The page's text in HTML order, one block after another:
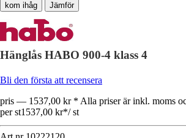
Jämför
Hänglås HABO 900-4 klass 4
Bli den första att recensera
pris — 1537,00 kr * Alla priser är inkl. moms
per st1537,00 kr*/ st